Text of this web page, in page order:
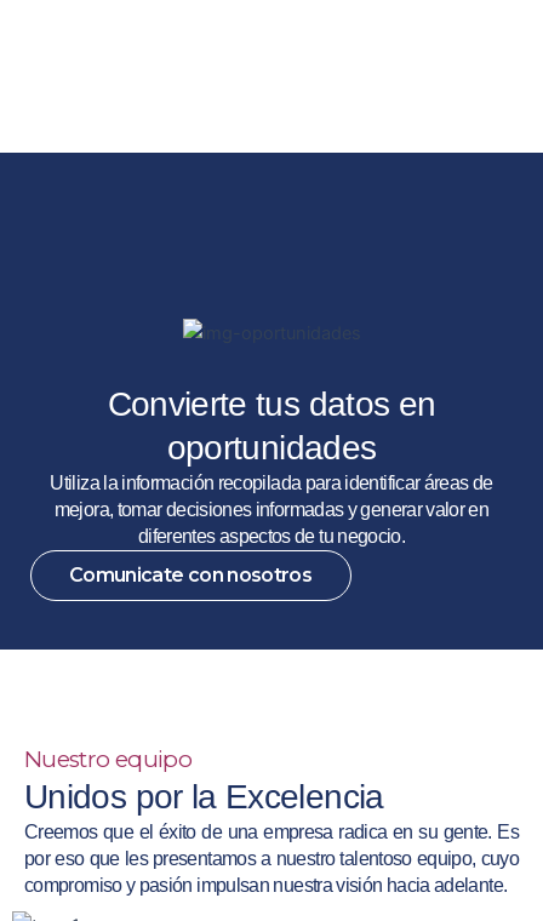
Convierte tus datos en
oportunidades
Utiliza la información recopilada para identificar áreas de
mejora, tomar decisiones informadas y generar valor en
diferentes aspectos de tu negocio.
Comunicate con nosotros
Nuestro equipo
Unidos por la Excelencia
Creemos que el éxito de una empresa radica en su gente. Es
por eso que les presentamos a nuestro talentoso equipo, cuyo
compromiso y pasión impulsan nuestra visión hacia adelante.